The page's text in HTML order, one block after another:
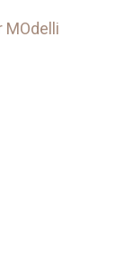
MOdelli